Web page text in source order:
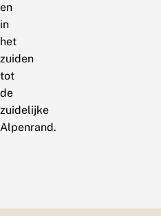
en
in
het
zuiden
tot
de
zuidelijke
Alpenrand.